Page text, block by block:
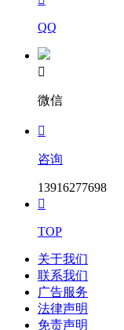
QQ

微信

咨询
13916277698

TOP
关于我们
联系我们
广告服务
法律声明
免责声明